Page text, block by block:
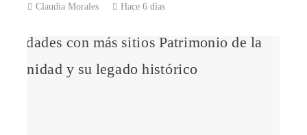
Claudia Morales Hace 6 días